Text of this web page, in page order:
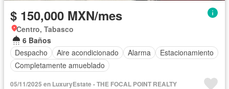
$ 150,000 MXN/mes
Centro, Tabasco
6 Baños
Despacho
Aire acondicionado Alarma
Estacionamiento
Completamente amueblado
05/11/2025 en LuxuryEstate - THE FOCAL POINT REALTY